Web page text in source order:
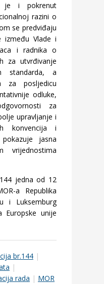
je i pokrenut
razini o
se predviđaju
između Vlade i
i radnika o
za utvrđivanje
standarda, a
za posljedicu
odluke,
za
upravljanje i
konvencija i
jasna
vrijednostima
jedna od 12
a Republika
i Luksemburg
Europske unije
br.144 |
|
rada | MOR